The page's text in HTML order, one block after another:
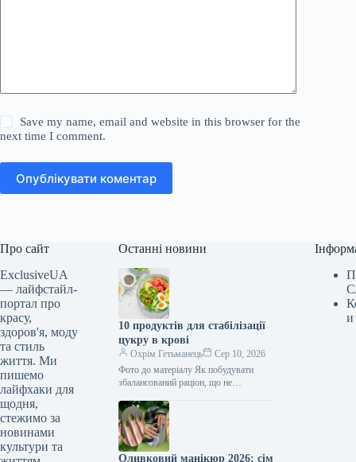
Save my name, email and website in this browser for the
next time I comment.
Опублікувати коментар
Про сайт
ExclusiveUA
— лайфстайл-
портал про
красу,
здоров'я, моду
та стиль
життя. Ми
пишемо
лайфхаки для
щодня,
стежимо за
новинами
культури та
Останні новини
10 продуктів для стабілізації
цукру в крові
Охрім Гетьманець
Сер 10, 2026
Фото до матеріалу Як побудувати
збалансований раціон, що не
глюкози в крові Якщо твої аналізи
показали…
Оливковий манікюр 2026: сім
и